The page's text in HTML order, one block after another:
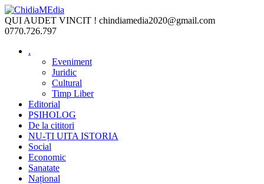
Skip
to
content
QUI AUDET VINCIT ! chindiamedia2020@gmail.com
0770.726.797
.
Eveniment
Juridic
Cultural
Timp Liber
Editorial
PSIHOLOG
De la cititori
NU-ȚI UITA ISTORIA
Social
Economic
Sanatate
Național